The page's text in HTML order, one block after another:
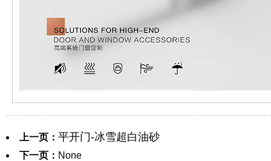
上一页： 平开门-冰雪超白油砂
下一页： None